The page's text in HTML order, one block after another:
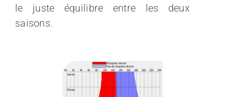
le juste équilibre entre les deux
saisons.